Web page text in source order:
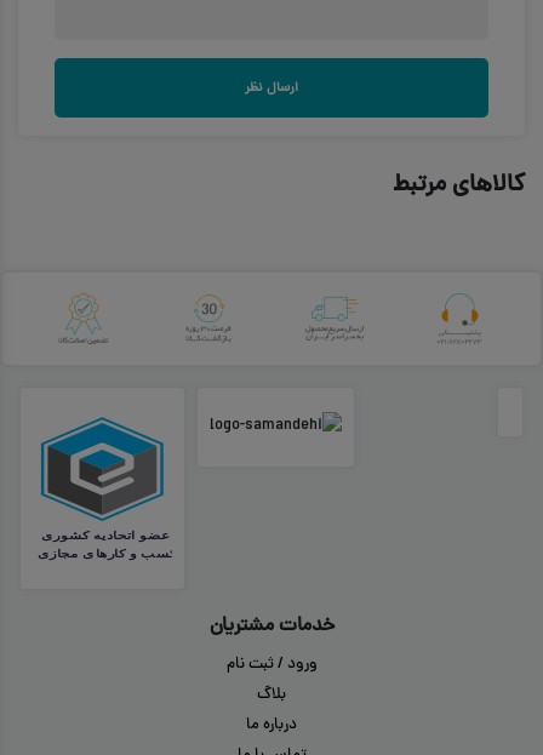
ارسال نظر
کالاهای مرتبط
خدمات مشتریان
ورود / ثبت نام
بلاگ
درباره ما